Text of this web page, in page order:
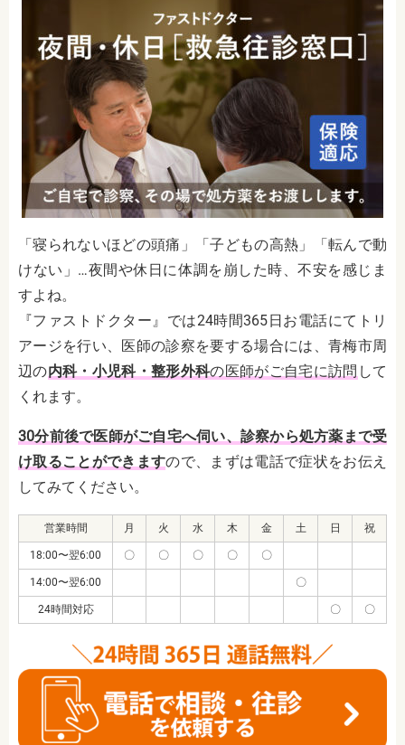
「寝られないほどの頭痛」「子どもの高熱」「転んで動
けない」…夜間や休日に体調を崩した時、不安を感じま
すよね。
『ファストドクター』では24時間365日お電話にてトリ
アージを行い、医師の診察を要する場合には、青梅市周
辺の内科・小児科・整形外科の医師がご自宅に訪問 して
くれます。
30分前後で医師がご自宅へ伺い、診察から処方薬まで受
け取ることができますので、まずは電話で症状をお伝え
してみてください。
営業時間 月 火 水 木 金 土 日 祝
18:00〜翌6:00 〇 〇 〇 〇 〇
14:00〜翌6:00 〇
24時間対応 〇 〇